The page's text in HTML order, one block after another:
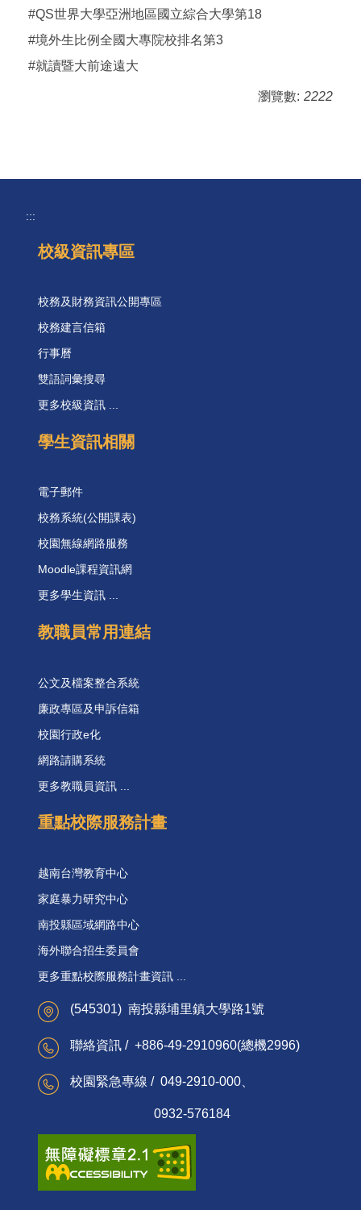
#QS世界大學亞洲地區國立綜合大學第18
#境外生比例全國大專院校排名第3
#就讀暨大前途遠大
瀏覽數: 2222
:::
校級資訊專區
校務及財務資訊公開專區
校務建言信箱
行事曆
雙語詞彙搜尋
更多校級資訊 ...
學生資訊相關
電子郵件
校務系統(公開課表)
校園無線網路服務
Moodle課程資訊網
更多學生資訊 ...
教職員常用連結
公文及檔案整合系統
廉政專區及申訴信箱
校園行政e化
網路請購系統
更多教職員資訊 ...
重點校際服務計畫
越南台灣教育中心
家庭暴力研究中心
南投縣區域網路中心
海外聯合招生委員會
更多重點校際服務計畫資訊 ...
(545301) 南投縣埔里鎮大學路1號
聯絡資訊 / +886-49-2910960(總機2996)
校園緊急專線 / 049-2910-000、
0932-576184